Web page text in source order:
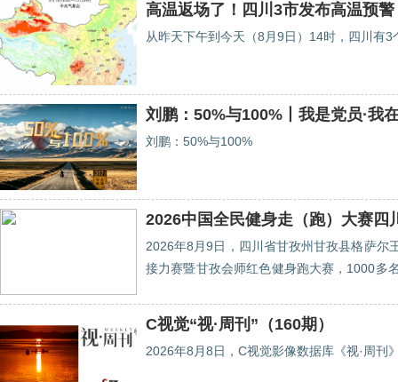
高温返场了！四川3市发布高温预
从昨天下午到今天（8月9日）14时，四川有
刘鹏：50%与100%丨我是党员·我
刘鹏：50%与100%
2026中国全民健身走（跑）大赛四
2026年8月9日，四川省甘孜州甘孜县格萨尔
接力赛暨甘孜会师红色健身跑大赛，1000多
传承红色基因与拼搏意志。
C视觉“视·周刊”（160期）
2026年8月8日，C视觉影像数据库《视·周刊